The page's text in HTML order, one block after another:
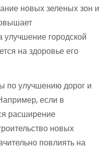
новых зеленых зон и
улучшение городской
на здоровье его
по улучшению дорог и
если в
расширение
новых
повлиять на